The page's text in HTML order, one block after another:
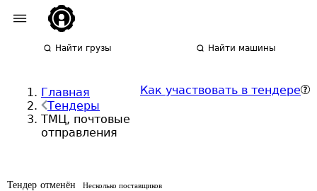
Найти грузы Найти машины
Главная
Тендеры
ТМЦ, почтовые
отправления
Как участвовать в тендере
Тендер отменён Несколько поставщиков